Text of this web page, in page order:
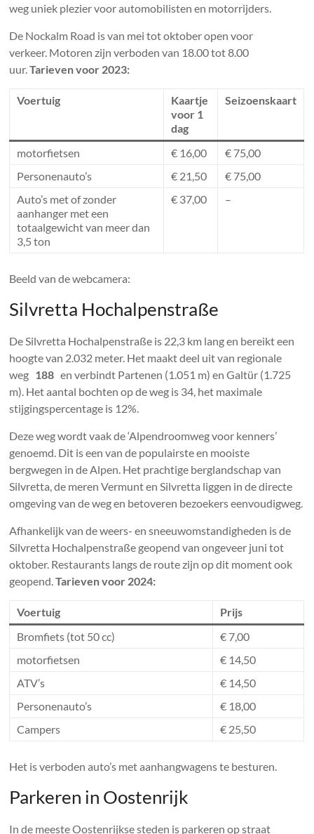
weg uniek plezier voor automobilisten en motorrijders.
De Nockalm Road is van mei tot oktober open voor
verkeer. Motoren zijn verboden van 18.00 tot 8.00
uur.Tarieven voor 2023:
Voertuig
Kaartje
voor 1
dag
Seizoenskaart
motorfietsen € 16,00
€ 75,00
Personenauto’s
€ 21,50
€ 75,00
Auto’s met of zonder
aanhanger met een
totaalgewicht van meer dan
3,5 ton
€ 37,00 –
Beeld van de webcamera:
Silvretta Hochalpenstraße
De Silvretta Hochalpenstraße is 22,3 km lang en bereikt een
hoogte van 2.032 meter. Het maakt deel uit van regionale
weg 188 en verbindt Partenen (1.051 m) en Galtür (1.725
m). Het aantal bochten op de weg is 34, het maximale
stijgingspercentage is 12%.
Deze weg wordt vaak de ‘Alpendroomweg voor kenners’
genoemd. Dit is een van de populairste en mooiste
bergwegen in de Alpen. Het prachtige berglandschap van
Silvretta, de meren Vermunt en Silvretta liggen in de directe
omgeving van de weg en betoveren bezoekers eenvoudigweg.
Afhankelijk van de weers- en sneeuwomstandigheden is de
Silvretta Hochalpenstraße geopend van ongeveer juni tot
oktober. Restaurants langs de route zijn op dit moment ook
geopend.Tarieven voor 2024:
Voertuig
Prijs
Bromfiets (tot 50 cc)
€ 7,00
motorfietsen
€ 14,50
ATV’s
€ 14,50
Personenauto’s
€ 18,00
Campers
€ 25,50
Het is verboden auto’s met aanhangwagens te besturen.
Parkeren in Oostenrijk
In de meeste Oostenrijkse steden is parkeren op straat